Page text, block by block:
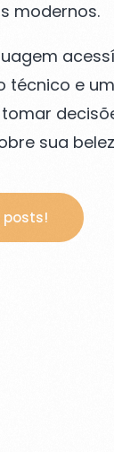
modernos.
técnico e
sua
posts!